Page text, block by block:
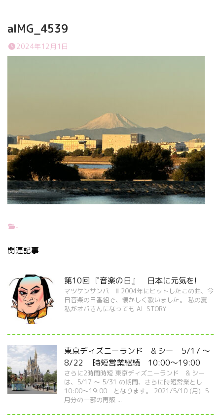
ヨーロッパ中
期予報センター 気象庁 8月31日
6:00 8月30日 5:20 8月1日に南鳥島
た。
aIMG_4539
2024年12月1日
-
関連記事
第10回 『音楽の日』 日本に元気を!
マツケンサンバ Ⅱ 2004年にヒットしたこの曲、今
日音楽の日番組で、懐かしく歌いました。 私の夏
私がオバさんになっても AI STORY
東京ディズニーランド & シー 5/17 ～
8/22 時短営業継続 10:00～19:00
さらに2時間時短 東京ディズニーランド & シー
は、5/17 ～ 5/31 の期間、さらに時短営業とし
10:00～19:00 となります。 2021/5/10 (月) 5
月分の一部の再販 ...